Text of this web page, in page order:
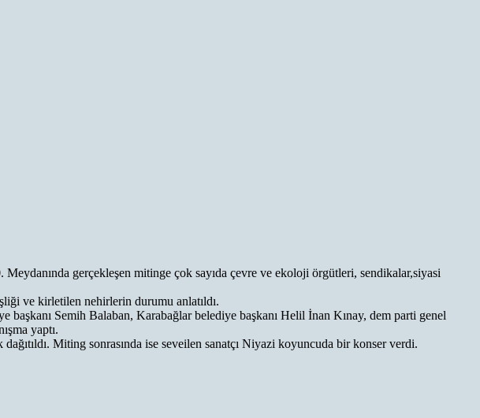
gerçekleşen mitinge çok sayıda çevre ve ekoloji örgütleri, sendikalar,siyasi
ve kirletilen nehirlerin durumu anlatıldı.
Semih Balaban, Karabağlar belediye başkanı Helil İnan Kınay, dem parti genel
yaptı.
Miting sonrasında ise seveilen sanatçı Niyazi koyuncuda bir konser verdi.